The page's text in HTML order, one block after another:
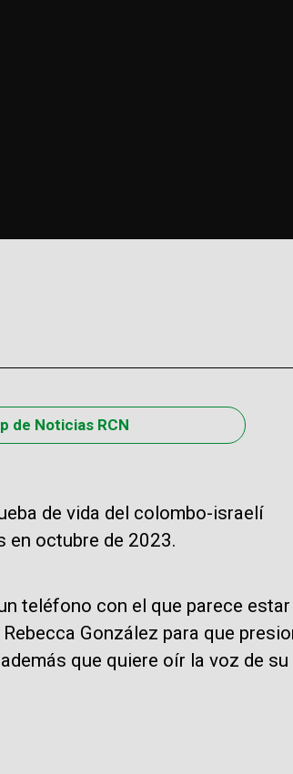
de Noticias RCN
de vida del colombo-israelí
en octubre de 2023.
teléfono con el que parece estar
González para que
que quiere oír la voz de su